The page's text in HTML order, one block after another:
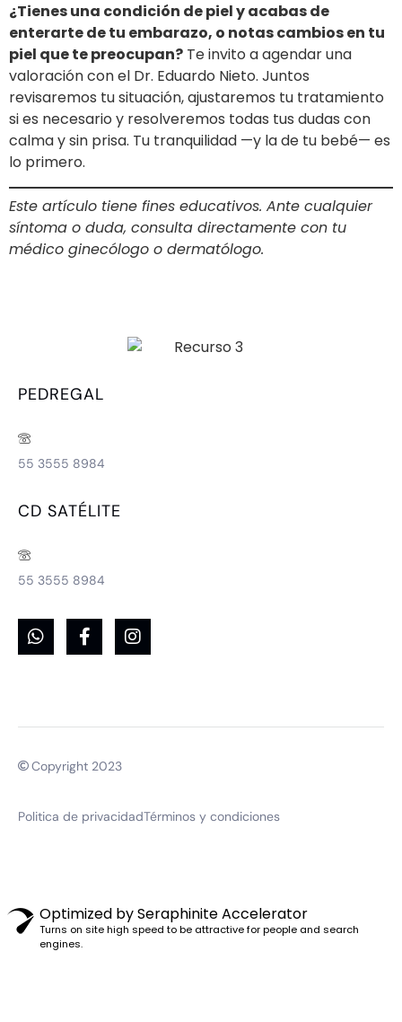
¿Tienes una condición de piel y acabas de
enterarte de tu embarazo, o notas cambios en tu
piel que te preocupan? Te invito a agendar una
valoración con el Dr. Eduardo Nieto. Juntos
revisaremos tu situación, ajustaremos tu tratamiento
si es necesario y resolveremos todas tus dudas con
calma y sin prisa. Tu tranquilidad —y la de tu bebé— es
lo primero.
Este artículo tiene fines educativos. Ante cualquier
síntoma o duda, consulta directamente con tu
médico ginecólogo o dermatólogo.
PEDREGAL
55 3555 8984
CD SATÉLITE
55 3555 8984
Copyright 2023
Politica de privacidadTérminos y condiciones
Optimized by Seraphinite Accelerator
Turns on site high speed to be attractive for people and search
engines.